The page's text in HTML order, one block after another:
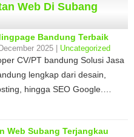
Web Di Subang
Bandung Terbaik
2025 | Uncategorized
CV/PT bandung Solusi Jasa
lengkap dari desain,
hingga SEO Google.…
Web Subang Terjangkau